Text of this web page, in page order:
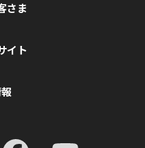
さま
イト